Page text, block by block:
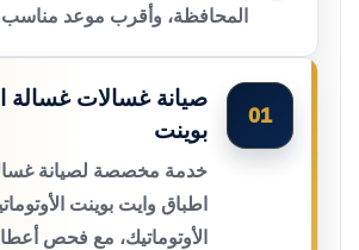
المحافظة، وأقرب موعد مناسب
01
صيانة غسالات غسالة
بوينت
خدمة مخصصة لصيانة
اطباق وايت بوينت
الأوتوماتيك، مع فحص